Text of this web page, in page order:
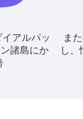
アルパッ
諸島にか
ま
し、